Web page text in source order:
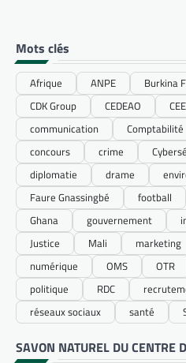
Mots clés
Afrique ANPE Burkina
CDK Group
CEDEAO
communication
Comptabilité
concours
crime
diplomatie
drame
Faure Gnassingbé
football
Ghana
gouvernement
Justice
Mali marketing
numérique
OMS OTR
politique
RDC
réseaux sociaux
santé
SAVON NATUREL DU CENTRE